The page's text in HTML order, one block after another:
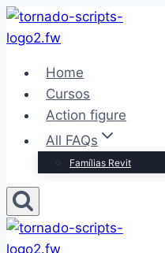
Pular
para
Conteúdo
Home
Cursos
Action figure
All FAQs
Famílias Revit